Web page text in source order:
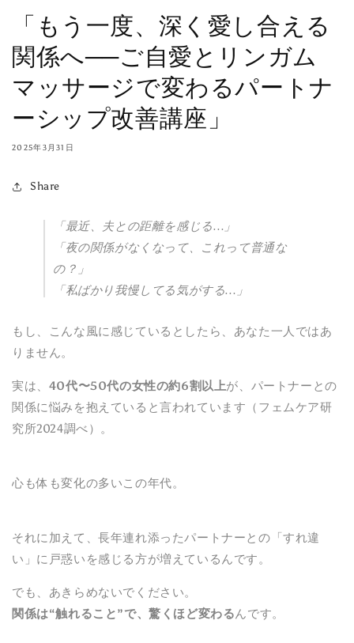
「もう一度、深く愛し合える
関係へ──ご自愛とリンガム
マッサージで変わるパートナ
ーシップ改善講座」
2025年3月31日
Share
「最近、夫との距離を感じる…」
「夜の関係がなくなって、これって普通な
の？」
「私ばかり我慢してる気がする…」
もし、こんな風に感じているとしたら、あなた一人ではあ
りません。
実は、 40代〜50代の女性の約6割以上が、パートナーとの
関係に悩みを抱えていると言われています（フェムケア研
究所2024調べ）。
心も体も変化の多いこの年代。
それに加えて、長年連れ添ったパートナーとの「すれ違
い」に戸惑いを感じる方が増えているんです。
でも、あきらめないでください。
関係は“触れること”で、驚くほど変わるんです。